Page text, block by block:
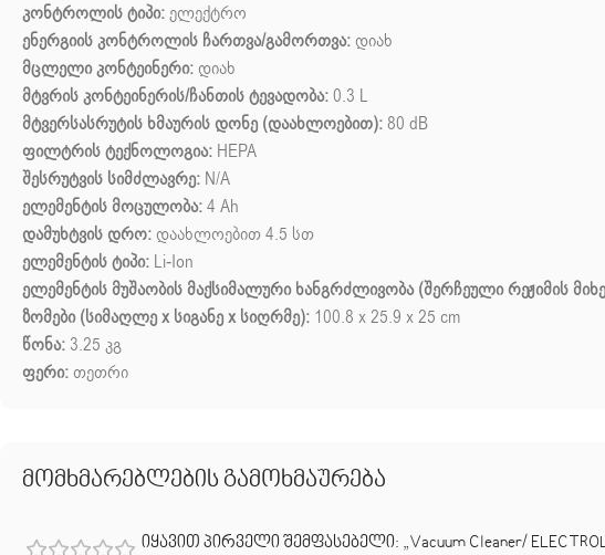
კონტროლის ტიპი:ელექტრო
ენერგიის კონტროლის ჩართვა/გამორთვა: დიახ
მცლელი კონტეინერი: დიახ
მტვრის კონტეინერის/ჩანთის ტევადობა:0.3 L
მტვერსასრუტის ხმაურის დონე (დაახლოებით):80 dB
ფილტრის ტექნოლოგია: HEPA
შესრუტვის სიმძლავრე: N/A
ელემენტის მოცულობა:4 Ah
დამუხტვის დრო: დაახლოებით 4.5 სთ
ელემენტის ტიპი: Li-Ion
ელემენტის მუშაობის მაქსიმალური ხანგრძლივობა (შერჩეული რეჟიმის
ზომები (სიმაღლე x სიგანე x სიღრმე): 100.8 x 25.9 x 25 cm
წონა: 3.25 კგ
ფერი: თეთრი
მომხმარებლების გამოხმაურება
იყავით პირველი შემფასებელი: „Vacuum Cleaner/